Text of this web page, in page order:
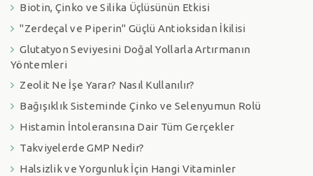
Biotin, Çinko ve Silika Üçlüsünün Etkisi
"Zerdeçal ve Piperin" Güçlü Antioksidan İkilisi
Glutatyon Seviyesini Doğal Yollarla Artırmanın
Yöntemleri
Zeolit Ne İşe Yarar? Nasıl Kullanılır?
Bağışıklık Sisteminde Çinko ve Selenyumun Rolü
Histamin İntoleransına Dair Tüm Gerçekler
Takviyelerde GMP Nedir?
Halsizlik ve Yorgunluk İçin Hangi Vitaminler